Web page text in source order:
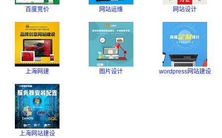
百度竞价 网站运维 网站设计
上海网建 图片设计 wordpress网站建设
上海网站建设